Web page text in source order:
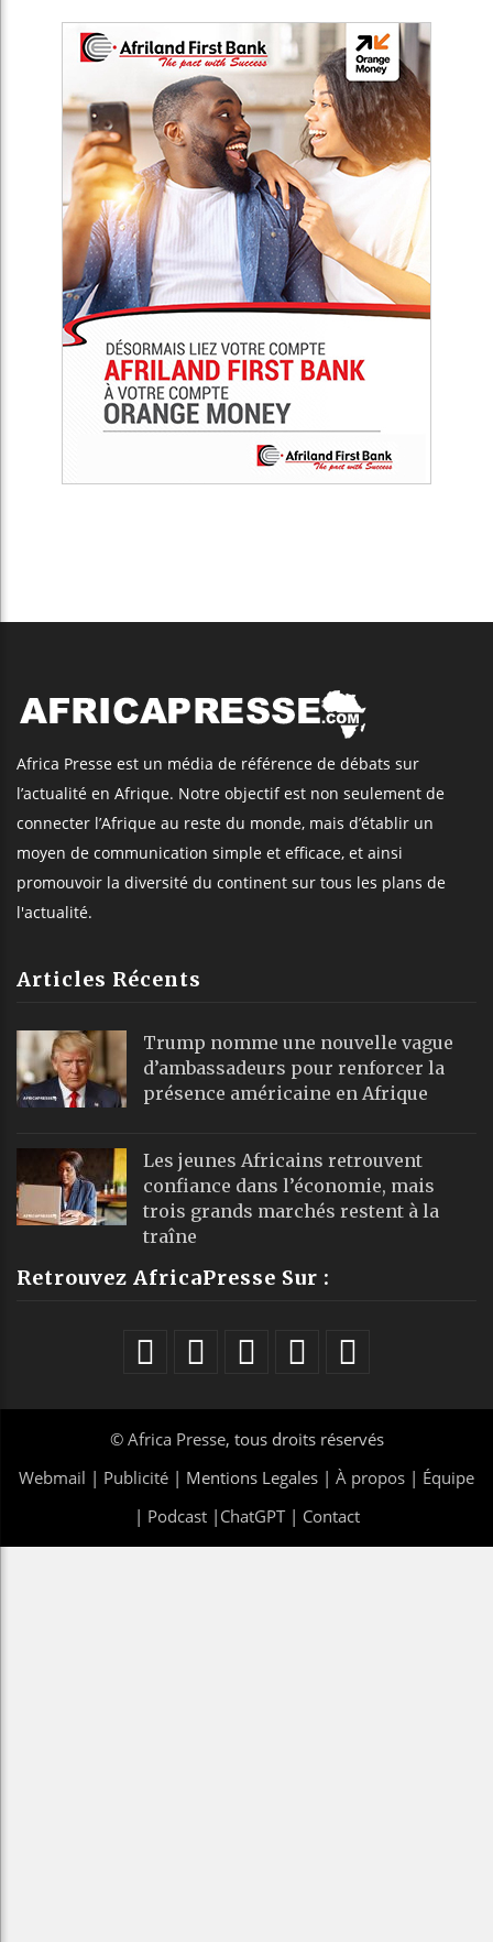
Africa Presse est un média de référence de débats sur
l’actualité en Afrique. Notre objectif est non seulement de
connecter l’Afrique au reste du monde, mais d’établir un
moyen de communication simple et efficace, et ainsi
promouvoir la diversité du continent sur tous les plans de
l'actualité.
Articles Récents
Trump nomme une nouvelle vague
d’ambassadeurs pour renforcer la
présence américaine en Afrique
Les jeunes Africains retrouvent
confiance dans l’économie, mais
trois grands marchés restent à la
traîne
Retrouvez AfricaPresse Sur :
© Africa Presse, tous droits réservés
Webmail | Publicité | Mentions Legales | À propos | Équipe
| Podcast| ChatGPT| Contact